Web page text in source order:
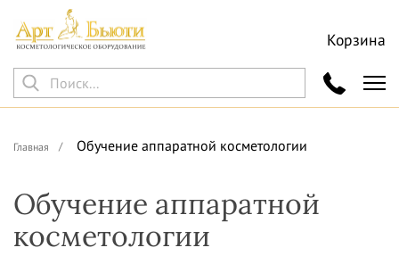
Корзина
Главная Обучение аппаратной косметологии
Обучение аппаратной
косметологии